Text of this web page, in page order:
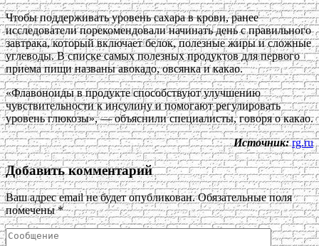
Чтобы поддерживать уровень сахара в крови, ранее
исследователи порекомендовали начинать день с правильного
завтрака, который включает белок, полезные жиры и сложные
углеводы. В списке самых полезных продуктов для первого
приема пищи названы авокадо, овсянка и какао.
«Флавоноиды в продукте способствуют улучшению
чувствительности к инсулину и помогают регулировать
уровень глюкозы», — объяснили специалисты, говоря о какао.
Источник: rg.ru
Добавить комментарий
Ваш адрес email не будет опубликован. Обязательные поля
помечены*